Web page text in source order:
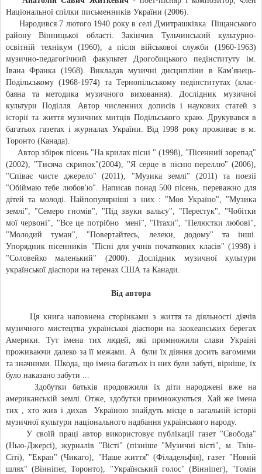
Національної спілки письменників України (2006).
Народився 7 лютого 1940 року в селі Дмитрашківка Піщанського
району Вінницької області. Закінчив Тульчинський культурно-
освітній технікум (1960), а після військової служби (1960-1963)
музично-педагогічний факультет Дрогобицького педінституту ім.
Івана Франка (1968). Викладав музичні дисципліни в Кам'янець-
Подільському (1968-1974) та Тернопільському педінститутах (клас-
баяна та методика музичного виховання). Дослідник музичної
культури Поділля. Автор численних дописів і наукових статей з
історії та життя музичних митців Подільського краю. Друкувався в
багатьох газетах і журналах України. Від 1998 року проживає в м.
Торонто (Канада).
Автор збірок пісень "На крилах пісні " (1998), "Пісенний зорепад"
(2002), "Тисяча скрипок"(2004), "Я серце в пісню переллю" (2006),
"Співає чисте джерело" (2011), "Музика землі" (2011) та поезії
"Обіймаю тебе любов'ю". Написав понад 500 пісень, переважно для
дітей та молоді. Найпопулярніші з них : "Моя Україно", "Музика
землі", "Семеро гномів", "Під звуки вальсу", "Перестук", "Чобітки
мої червоні", "Все це потрібно мені", "Птахи", "Пелюстки любові",
"Молодий туман", "Повертайтесь, лелеки, додому" та інші.
Упорядник пісенників "Пісні для учнів початкових класів" (1998) і
"Соловейко маленький" (2000). Дослідник музичної культури
української діаспори на теренах США та Канади.
Від автора
Ця книга наповнена сторінками з життя та діяльності діячів
музичного мистецтва української діаспори на заокеанських берегах
Америки. Тут імена тих людей, які примножили слави Україні
проживаючи далеко за її межами. А були їх діяння досить вагомими
та значними. Шкода, що імена багатьох із них були забуті, вірніше, їх
було наказано забути ...
Здобутки батьків продовжили їх діти народжені вже на
американській землі. Отже, здобутки примножуються. Хай же імена
тих , хто жив і дихав Україною знайдуть місце в загальній історії
музичної культури національного надбання українського народу.
У своїй праці автор використовує публікації газет "Свобода"
(Нью-Джерсі), журналів "Вісті" (пізніше "Музичні вісті", м. Твін-
Сіті), "Екран" (Чикаго), "Наше життя" (Філадельфія), газет "Новий
шлях" (Вінніпег, Торонто), "Український голос" (Вінніпег), "Гомін